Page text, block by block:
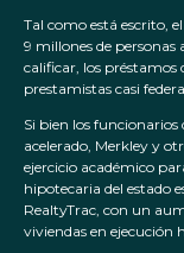
Tal como está escrito,
9 millones de personas
calificar, los préstamos
prestamistas casi
Si bien los
acelerado, Merkley y
ejercicio académico
hipotecaria del estado
RealtyTrac, con un
viviendas en ejecución